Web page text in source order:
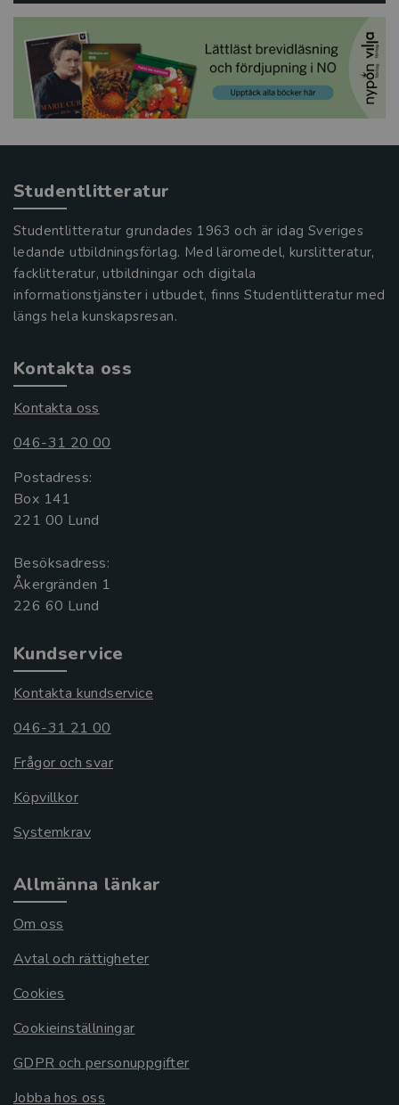
Studentlitteratur
Studentlitteratur grundades 1963 och är idag Sveriges
ledande utbildningsförlag. Med läromedel, kurslitteratur,
facklitteratur, utbildningar och digitala
informationstjänster i utbudet, finns Studentlitteratur med
längs hela kunskapsresan.
Kontakta oss
Kontakta oss
046-31 20 00
Postadress:
Box 141
221 00 Lund
Besöksadress:
Åkergränden 1
Kundservice
Kontakta kundservice
046-31 21 00
Frågor och svar
Köpvillkor
Systemkrav
Allmänna länkar
Om oss
Avtal och rättigheter
Cookies
Cookieinställningar
GDPR och personuppgifter
Jobba hos oss